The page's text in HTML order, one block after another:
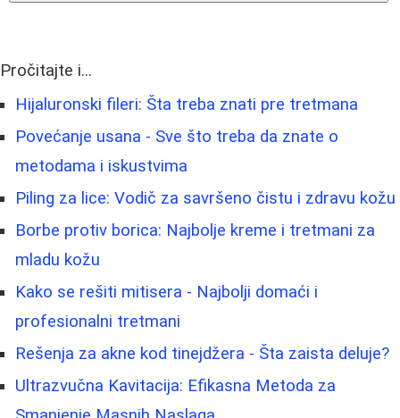
Pročitajte i...
Hijaluronski fileri: Šta treba znati pre tretmana
Povećanje usana - Sve što treba da znate o
metodama i iskustvima
Piling za lice: Vodič za savršeno čistu i zdravu kožu
Borbe protiv borica: Najbolje kreme i tretmani za
mladu kožu
Kako se rešiti mitisera - Najbolji domaći i
profesionalni tretmani
Rešenja za akne kod tinejdžera - Šta zaista deluje?
Ultrazvučna Kavitacija: Efikasna Metoda za